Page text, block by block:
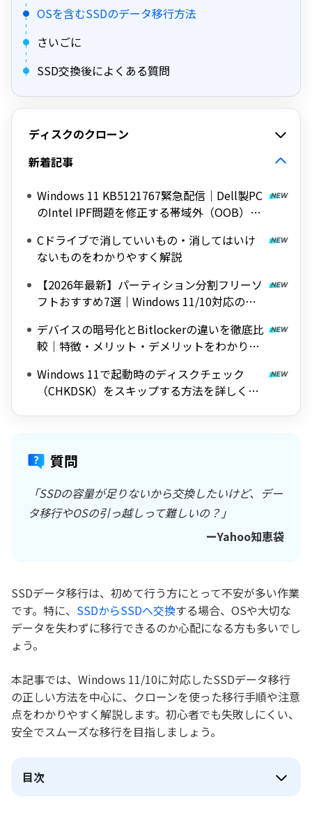
OSを含むSSDのデータ移行方法
さいごに
SSD交換後によくある質問
ディスクのクローン
新着記事
Windows 11 KB5121767緊急配信｜Dell製PC
のIntel IPF問題を修正する帯域外（OOB）ア
Cドライブで消していいもの・消してはいけ
ないものをわかりやすく解説
【2026年最新】パーティション分割フリーソ
フトおすすめ7選｜Windows 11/10対応の無
デバイスの暗号化とBitlockerの違いを徹底比
較｜特徴・メリット・デメリットをわかりや
Windows 11で起動時のディスクチェック
（CHKDSK）をスキップする方法を詳しく解
質問
「SSDの容量が足りないから交換したいけど、デー
タ移行やOSの引っ越しって難しいの？」
ーYahoo知恵袋
SSDデータ移行は、初めて行う方にとって不安が多い作業
です。特に、 SSDからSSDへ交換する場合、OSや大切な
データを失わずに移行できるのか心配になる方も多いでし
ょう。
本記事では、Windows 11/10に対応したSSDデータ移行
の正しい方法を中心に、クローンを使った移行手順や注意
点をわかりやすく解説します。初心者でも失敗しにくい、
安全でスムーズな移行を目指しましょう。
目次